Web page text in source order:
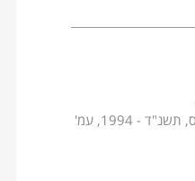
אהרן מירסקי, "יצירתם של יהודי ספרד בפיוט ובשירה", בתוך: חיים ביינארט (עורך), הוצאת מאגנס, תשנ"ד - 1994, עמ'